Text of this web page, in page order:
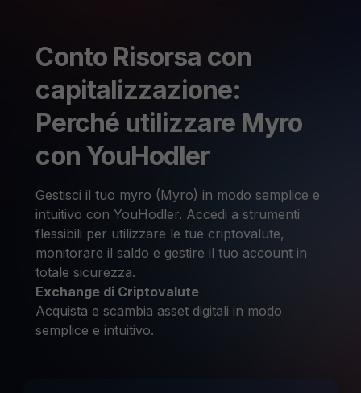
Conto Risorsa con
capitalizzazione:
Perché utilizzare Myro
con YouHodler
Gestisci il tuo myro (Myro) in modo semplice e
intuitivo con YouHodler. Accedi a strumenti
flessibili per utilizzare le tue criptovalute,
monitorare il saldo e gestire il tuo account in
totale sicurezza.
Exchange di Criptovalute
Acquista e scambia asset digitali in modo
semplice e intuitivo.